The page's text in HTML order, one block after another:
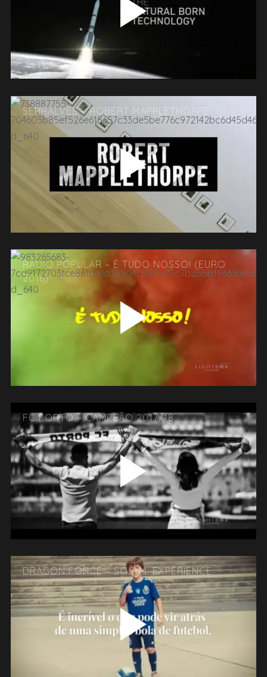
SERRALVES – ROBERT MAPPLETHORPE
RÁDIO POPULAR – É TUDO NOSSO! (EURO
2016)
FC PORTO – CAMPEÃO 2017/18
DRAGON FORCE – SOCIAL EXPERIENCE